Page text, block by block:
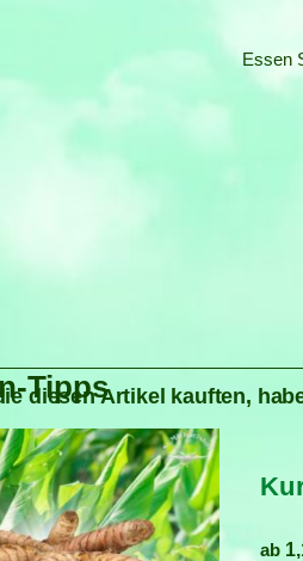
Essen
Tipps
diesen Artikel kauften,
ab